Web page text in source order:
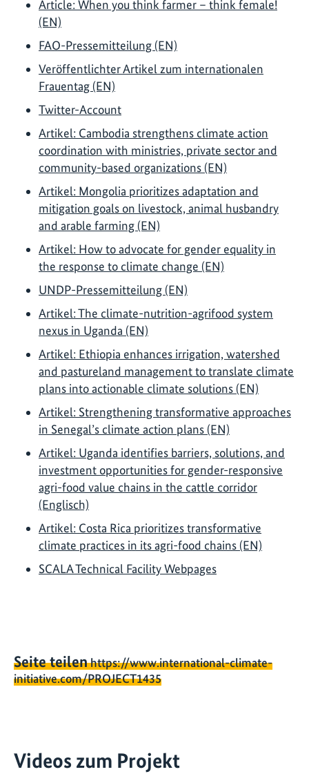
Article: When you think farmer – think female!
(EN)
FAO-Pressemitteilung (EN)
Veröffentlichter Artikel zum internationalen
Frauentag (EN)
Twitter-Account
Artikel: Cambodia strengthens climate action
coordination with ministries, private sector and
community-based organizations (EN)
Artikel: Mongolia prioritizes adaptation and
mitigation goals on livestock, animal husbandry
and arable farming (EN)
Artikel: How to advocate for gender equality in
the response to climate change (EN)
UNDP-Pressemitteilung (EN)
Artikel: The climate-nutrition-agrifood system
nexus in Uganda (EN)
Artikel: Ethiopia enhances irrigation, watershed
and pastureland management to translate climate
plans into actionable climate solutions (EN)
Artikel: Strengthening transformative approaches
in Senegal’s climate action plans (EN)
Artikel: Uganda identifies barriers, solutions, and
investment opportunities for gender-responsive
agri-food value chains in the cattle corridor
(Englisch)
Artikel: Costa Rica prioritizes transformative
climate practices in its agri-food chains (EN)
SCALA Technical Facility Webpages
Seite teilenhttps://www.international-climate-
initiative.com/PROJECT1435
Videos zum Projekt